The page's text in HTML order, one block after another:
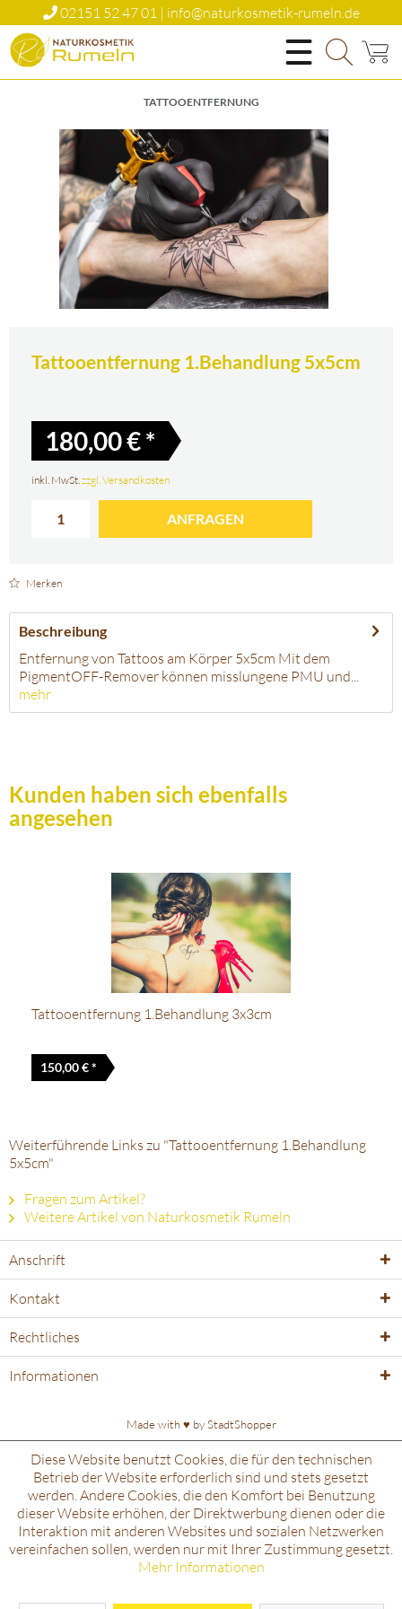
02151 52 47 01 | info@naturkosmetik-rumeln.de
Natürlich Schön
TATTOOENTFERNUNG
Tattooentfernung 1.Behandlung 5x5cm
180,00 € *
inkl. MwSt.zzgl. Versandkosten
ANFRAGEN
Merken
Beschreibung
Entfernung von Tattoos am Körper 5x5cm Mit dem
PigmentOFF-Remover können misslungene PMU und...
mehr
Kunden haben sich ebenfalls
angesehen
Tattooentfernung 1.Behandlung 3x3cm
150,00 € *
Weiterführende Links zu "Tattooentfernung 1.Behandlung
5x5cm"
Fragen zum Artikel?
Weitere Artikel von Naturkosmetik Rumeln
Anschrift
Kontakt
Rechtliches
Informationen
Made with ♥️ byStadtShopper
Diese Website benutzt Cookies, die für den technischen
Betrieb der Website erforderlich sind und stets gesetzt
werden. Andere Cookies, die den Komfort bei Benutzung
dieser Website erhöhen, der Direktwerbung dienen oder die
Interaktion mit anderen Websites und sozialen Netzwerken
vereinfachen sollen, werden nur mit Ihrer Zustimmung gesetzt.
Mehr Informationen